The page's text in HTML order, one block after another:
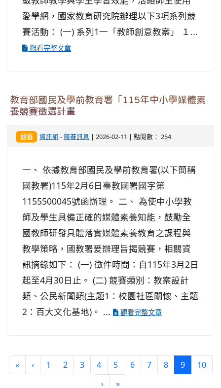
愛學網，國家教育研究院辦理以下3項系列競
賽活動： (一) 系列1一「教師創意教案」 １...
觀看完整文章
教育部國民及學前教育署「115年中小學媒體素
養競賽徵選計畫
競賽 資訊組 -競賽訊息 | 2026-02-11 | 點閱數： 254
一、 依據教育部國民及學前教育署(以下簡稱
國教署)115年2月6日臺教國署國字第
1155500045號函辦理。 二、 為使中小學教
師及學生具備正確的媒體素養知能，鼓勵全
國教師研發具體落實媒體素養教育之課程與
教學策略，國教署爰辦理旨揭競賽，相關資
訊摘錄如下： (一) 徵件時間：自115年3月2日
起至4月30日止。 (二) 競賽類別：教案設計
類、公民新聞類(主題1：校園社區關懷、主題
2：百大文化基地)。 ...
觀看完整文章
« ‹ 1 2 3 4 5 6 7 8 9(current)
10
›
»